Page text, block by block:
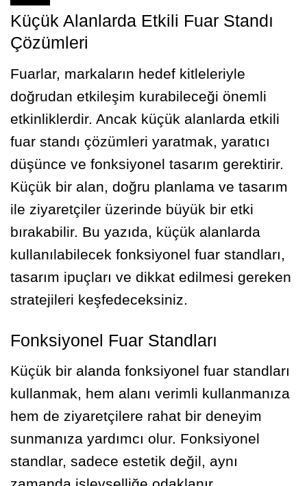
Küçük Alanlarda Etkili Fuar Standı
Çözümleri
Fuarlar, markaların hedef kitleleriyle
doğrudan etkileşim kurabileceği önemli
etkinliklerdir. Ancak küçük alanlarda etkili
fuar standı çözümleri yaratmak, yaratıcı
düşünce ve fonksiyonel tasarım gerektirir.
Küçük bir alan, doğru planlama ve tasarım
ile ziyaretçiler üzerinde büyük bir etki
bırakabilir. Bu yazıda, küçük alanlarda
kullanılabilecek fonksiyonel fuar standları,
tasarım ipuçları ve dikkat edilmesi gereken
stratejileri keşfedeceksiniz.
Fonksiyonel Fuar Standları
Küçük bir alanda fonksiyonel fuar standları
kullanmak, hem alanı verimli kullanmanıza
hem de ziyaretçilere rahat bir deneyim
sunmanıza yardımcı olur. Fonksiyonel
standlar, sadece estetik değil, aynı